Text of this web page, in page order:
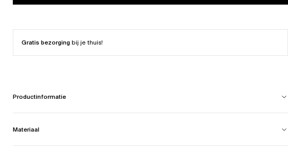
Gratis bezorgingbij je thuis!
Productinformatie
Materiaal